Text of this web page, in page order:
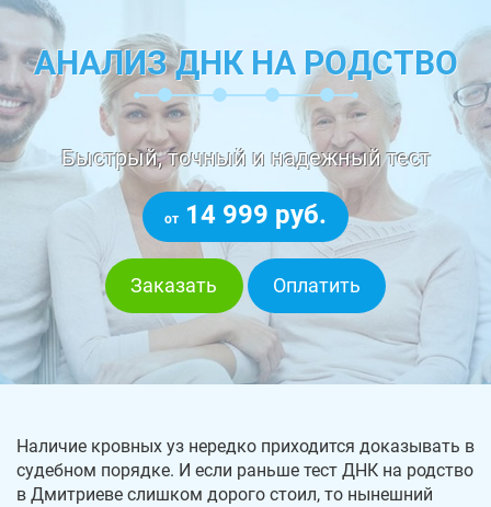
АНАЛИЗ ДНК НА РОДСТВО
Быстрый, точный и надежный тест
от 14 999 руб.
Заказать Оплатить
Наличие кровных уз нередко приходится доказывать в
судебном порядке. И если раньше тест ДНК на родство
в Дмитриеве слишком дорого стоил, то нынешний